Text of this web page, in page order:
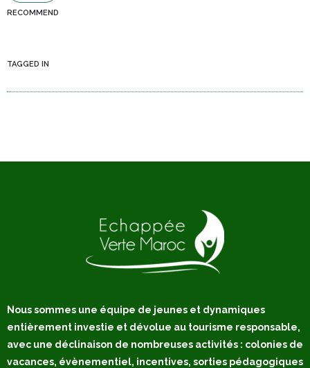
RECOMMEND
TAGGED IN
Nous sommes une équipe de jeunes et dynamiques
entièrement investie et dévolue au tourisme responsable,
avec une déclinaison de nombreuses activités : colonies de
vacances, évènementiel, incentives, sorties pédagogiques